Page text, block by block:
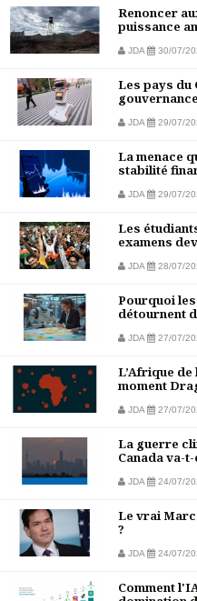
Renoncer
puissance
JDA 30/07/
Les pays du
JDA 29/07/
La menace
stabilité
JDA 29/07/
Les
examens
JDA 28/07/
Pourquoi
détournent
JDA 27/07/
L’Afrique
moment
JDA 27/07/
La guerre
Canada va-
JDA 24/07/
Le vrai
?
JDA 24/07/
Comment